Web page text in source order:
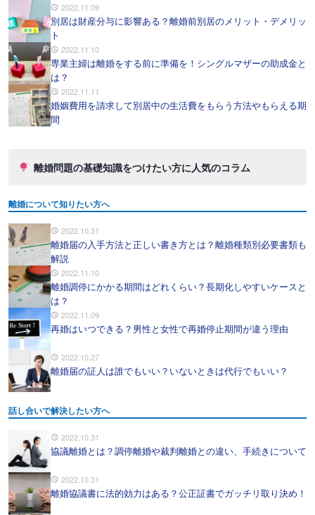
2022.11.09
別居は財産分与に影響ある？離婚前別居のメリット・デメリッ
ト
2022.11.10
専業主婦は離婚をする前に準備を！シングルマザーの助成金と
は？
2022.11.11
婚姻費用を請求して別居中の生活費をもらう方法やもらえる期
間
離婚問題の基礎知識をつけたい方に人気のコラム
離婚について知りたい方へ
2022.10.31
離婚届の入手方法と正しい書き方とは？離婚種類別必要書類も
解説
2022.11.10
離婚調停にかかる期間はどれくらい？長期化しやすいケースと
は？
2022.11.09
再婚はいつできる？男性と女性で再婚停止期間が違う理由
2022.10.27
離婚届の証人は誰でもいい？いないときは代行でもいい？
話し合いで解決したい方へ
2022.10.31
協議離婚とは？調停離婚や裁判離婚との違い、手続きについて
2022.10.31
離婚協議書に法的効力はある？公正証書でガッチリ取り決め！